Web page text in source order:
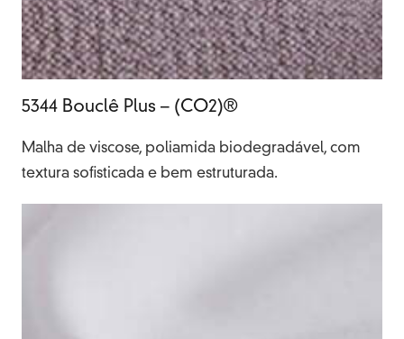
5344 Bouclê Plus – (CO2)®
Malha de viscose, poliamida biodegradável, com
textura sofisticada e bem estruturada.